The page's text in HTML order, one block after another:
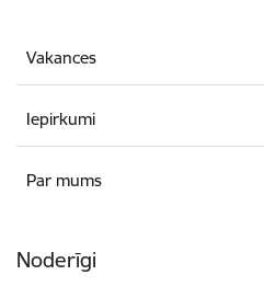
Vakances
Iepirkumi
Par mums
Noderīgi